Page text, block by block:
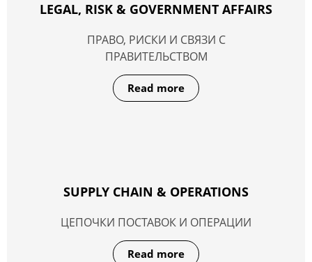
LEGAL, RISK & GOVERNMENT AFFAIRS
ПРАВО, РИСКИ И СВЯЗИ С
ПРАВИТЕЛЬСТВОМ
Read more
SUPPLY CHAIN & OPERATIONS
ЦЕПОЧКИ ПОСТАВОК И ОПЕРАЦИИ
Read more